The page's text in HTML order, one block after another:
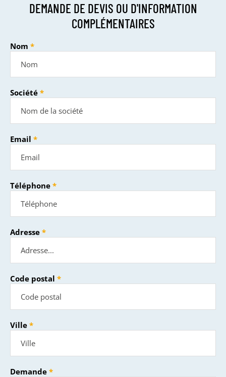
DEMANDE DE DEVIS OU D'INFORMATION
COMPLÉMENTAIRES
Nom
Société
Email
Téléphone
Adresse
Code postal
Ville
Demande